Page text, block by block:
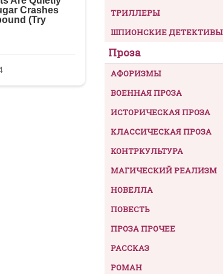
ТРИЛЛЕРЫ
ШПИОНСКИЕ ДЕТЕКТИВЫ
Проза
АФОРИЗМЫ
ВОЕННАЯ ПРОЗА
ИСТОРИЧЕСКАЯ ПРОЗА
КЛАССИЧЕСКАЯ ПРОЗА
КОНТРКУЛЬТУРА
МАГИЧЕСКИЙ РЕАЛИЗМ
НОВЕЛЛА
ПОВЕСТЬ
ПРОЗА ПРОЧЕЕ
РАССКАЗ
РОМАН